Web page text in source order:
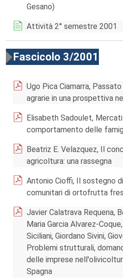
Gesano)
Attività 2° semestre 2001
Fascicolo 3/2001
Ugo Pica Ciamarra,
agrarie in una prospettiva
Elisabeth Sadoulet,
comportamento delle
Beatriz E. Velazquez, Il
agricoltura: una rassegna
Antonio Cioffi, Il sostegno
comunitari di ortofrutta
Javier Calatrava Requena,
Maria Garcia Alvarez-
Siciliani, Giordano Sivini,
Problemi strutturali,
delle imprese
Spagna